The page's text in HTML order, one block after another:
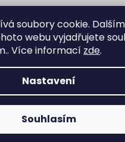
soubory cookie. Dalším
webu vyjadřujete
Více informací zde.
Nastavení
Souhlasím
Port 76. Všechna práva